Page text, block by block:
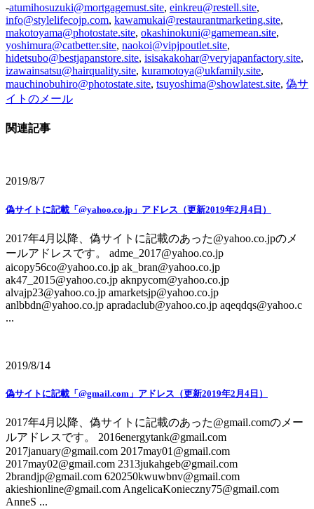
-atumihosuzuki@mortgagemust.site, einkreu@restell.site,
info@stylelifecojp.com, kawamukai@restaurantmarketing.site,
makotoyama@photostate.site, okashinokuni@gamemean.site,
yoshimura@catbetter.site, naokoi@vipjpoutlet.site,
hidetsubo@bestjapanstore.site, isisakakohar@veryjapanfactory.site,
izawainsatsu@hairquality.site, kuramotoya@ukfamily.site,
mauchinobuhiro@photostate.site, tsuyoshima@showlatest.site, 偽サ
イトのメール
関連記事
2019/8/7
偽サイトに記載「@yahoo.co.jp」アドレス（更新2019年2月4日）
2017年4月以降、偽サイトに記載のあった@yahoo.co.jpのメ
ールアドレスです。 adme_2017@yahoo.co.jp
aicopy56co@yahoo.co.jp ak_bran@yahoo.co.jp
ak47_2015@yahoo.co.jp aknpycom@yahoo.co.jp
alvajp23@yahoo.co.jp amarketsjp@yahoo.co.jp
anlbbdn@yahoo.co.jp apradaclub@yahoo.co.jp aqeqdqs@yahoo.c
...
2019/8/14
偽サイトに記載「@gmail.com」アドレス（更新2019年2月4日）
2017年4月以降、偽サイトに記載のあった@gmail.comのメー
ルアドレスです。 2016energytank@gmail.com
2017january@gmail.com 2017may01@gmail.com
2017may02@gmail.com 2313jukahgeb@gmail.com
2brandjp@gmail.com 620250kwuwbnv@gmail.com
akieshionline@gmail.com AngelicaKonieczny75@gmail.com
AnneS ...